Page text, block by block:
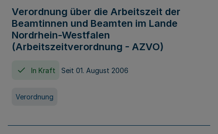
Verordnung über die Arbeitszeit der
Beamtinnen und Beamten im Lande
Nordrhein-Westfalen
(Arbeitszeitverordnung - AZVO)
In Kraft Seit 01. August 2006
Verordnung